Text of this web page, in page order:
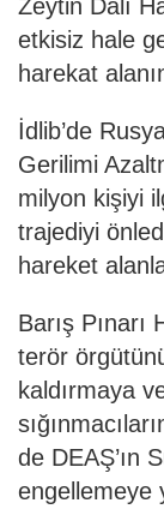
Zeytin Dalı
etkisiz hale
harekat
İdlib’de
Gerilimi
milyon kişiyi
trajediyi
hareket
Barış Pınarı
terör
kaldırmaya
de DEAŞ’ın
engellemeye